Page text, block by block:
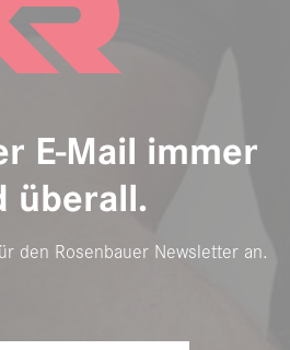
E-Mail immer
überall.
den Rosenbauer Newsletter an.